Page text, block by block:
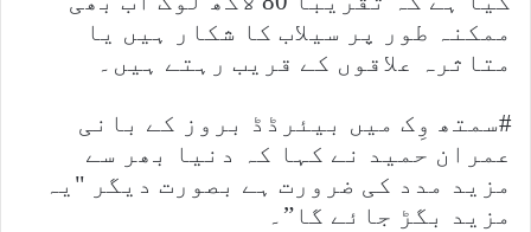
ممکنہ طور پر سیلاب کا شکار ہیں یا
متاثرہ علاقوں کے قریب رہتے ہیں۔
#سمتھ وِک میں بیئرڈڈ بروز کے بانی
عمران حمید نے کہا کہ دنیا بھر سے
مزید مدد کی ضرورت ہے بصورت دیگر "یہ
مزید بگڑ جائے گا”۔